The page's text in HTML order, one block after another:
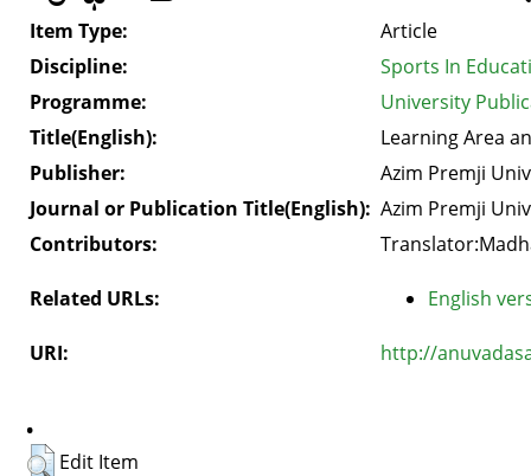
Item Type:
Article
Discipline:
Sports In
Programme:
University
Title(English):
Learning Area
Publisher:
Azim Premji
Journal or Publication Title(English): Azim Premji
Contributors:
Related URLs: English
URI: http://
.
Edit Item